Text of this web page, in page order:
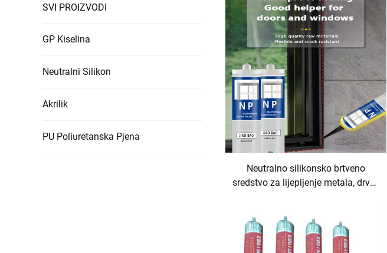
SVI PROIZVODI
GP Kiselina
Neutralni Silikon
Akrilik
PU Poliuretanska Pjena
Neutralno silikonsko brtveno
sredstvo za lijepljenje metala, drva i